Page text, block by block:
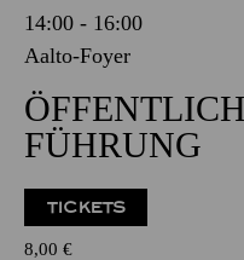
14:00 - 16:00
Aalto-Foyer
FÜHRUNG
TICKETS
8,00 €